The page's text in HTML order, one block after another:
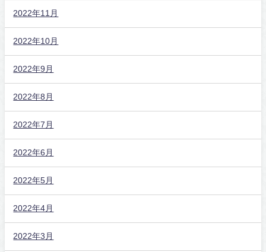
2022年11月
2022年10月
2022年9月
2022年8月
2022年7月
2022年6月
2022年5月
2022年4月
2022年3月